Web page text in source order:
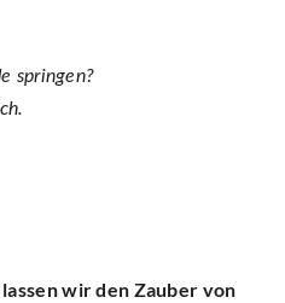
springen?
wir den Zauber von